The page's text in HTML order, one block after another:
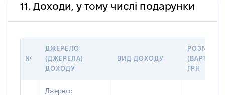
11. Доходи, у тому числі подарунки
№
ДЖЕРЕЛО
(ДЖЕРЕЛА)
ДОХОДУ
ВИД ДОХОДУ
РОЗМІР
ГРН
Джерело